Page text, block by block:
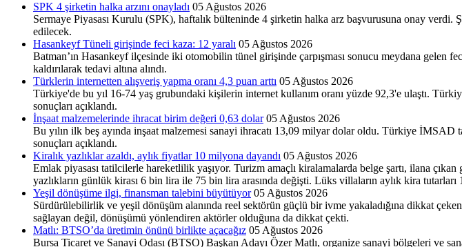
SPK 4 şirketin halka arzını onayladı 05 Ağustos 2026
Sermaye Piyasası Kurulu (SPK), haftalık bülteninde 4 şirketin halka arz başvurusuna onay verdi.
edilecek.
Hasankeyf Tüneli girişinde feci kaza: 12 yaralı 05 Ağustos 2026
Batman’ın Hasankeyf ilçesinde iki otomobilin tünel girişinde çarpışması sonucu meydana gelen
kaldırılarak tedavi altına alındı.
Türklerin internetten alışveriş yapma oranı 4,3 puan arttı 05 Ağustos 2026
Türkiye'de bu yıl 16-74 yaş gru­bundaki kişilerin internet kullanım oranı yüzde 92,3'e ulaş­tı.
sonuçları açıklandı.
İnşaat malzemelerinde ihracat birim değeri 0,63 dolar 05 Ağustos 2026
Bu yılın ilk beş ayında inşaat malzemesi sanayi ihracatı 13,09 milyar dolar oldu. Türkiye
sonuçları açıklandı.
Kiralık yazlıklar azaldı, aylık fiyatlar 10 milyona dayandı 05 Ağustos 2026
Emlak piyasası tatilcilerle hareketlilik yaşıyor. Turizm amaçlı kiralamalarda belge şartı, ilana
yazlıkların günlük kirası 6 bin lira ile 75 bin lira arasında değişti. Lüks villaların aylık kira
Yeşil dönüşüme ilgi, finansman talebini büyütüyor 05 Ağustos 2026
Sürdürülebilirlik ve yeşil dönüşüm alanında reel sektörün güçlü bir ivme yakaladığına dikkat
sağlayan değil, dönüşümü yönlendiren aktörler olduğuna da dikkat çekti.
Matlı: BTSO’da üretimin önünü birlikte açacağız 05 Ağustos 2026
Bursa Ticaret ve Sanayi Oda­sı (BTSO) Başkan Adayı Özer Matlı, organize sanayi böl­geleri ve